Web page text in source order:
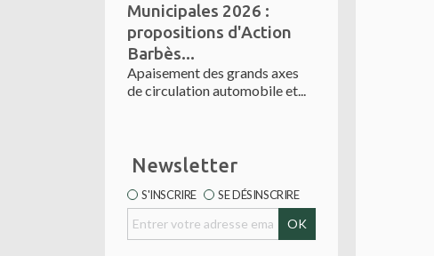
Municipales 2026 :
propositions d'Action
Barbès...
Apaisement des grands axes
de circulation automobile et...
Newsletter
S'INSCRIRE SE DÉSINSCRIRE